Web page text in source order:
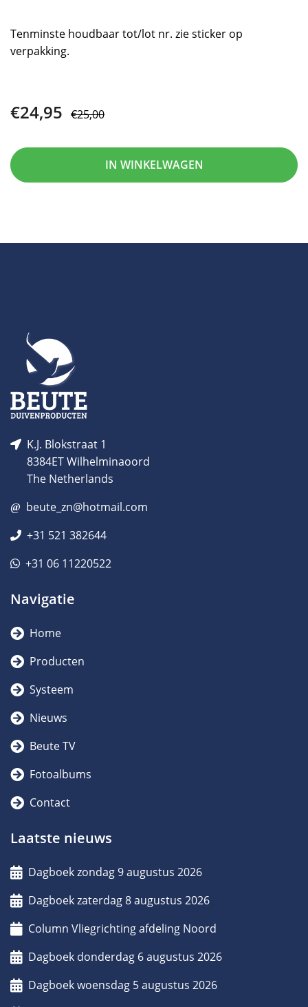
Tenminste houdbaar tot/lot nr. zie sticker op
verpakking.
€24,95 €25,00
IN WINKELWAGEN
K.J. Blokstraat 1
8384ET Wilhelminaoord
The Netherlands
beute_zn@hotmail.com
+31 521 382644
+31 06 11220522
Navigatie
Home
Producten
Systeem
Nieuws
Beute TV
Fotoalbums
Contact
Laatste nieuws
Dagboek zondag 9 augustus 2026
Dagboek zaterdag 8 augustus 2026
Column Vliegrichting afdeling Noord
Dagboek donderdag 6 augustus 2026
Dagboek woensdag 5 augustus 2026